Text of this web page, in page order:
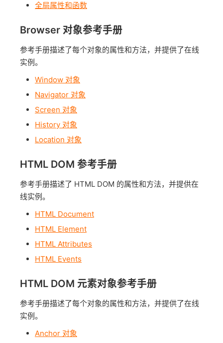
全局属性和函数
Browser 对象参考手册
参考手册描述了每个对象的属性和方法，并提供了在线
实例。
Window 对象
Navigator 对象
Screen 对象
History 对象
Location 对象
HTML DOM 参考手册
参考手册描述了 HTML DOM 的属性和方法，并提供在
线实例。
HTML Document
HTML Element
HTML Attributes
HTML Events
HTML DOM 元素对象参考手册
参考手册描述了每个对象的属性和方法，并提供了在线
实例。
Anchor 对象